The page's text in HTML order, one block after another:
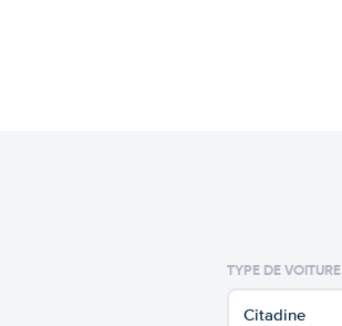
TYPE DE VOITURE
Citadine